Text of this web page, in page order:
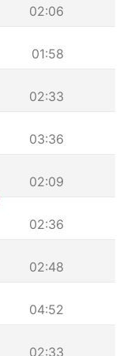
02:06
01:58
02:33
03:36
02:09
02:36
02:48
04:52
02:33